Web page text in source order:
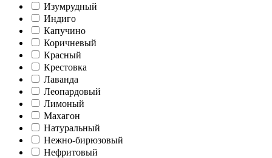
Изумрудный
Индиго
Капучино
Коричневый
Красный
Крестовка
Лаванда
Леопардовый
Лимоный
Махагон
Натуральный
Нежно-бирюзовый
Нефритовый